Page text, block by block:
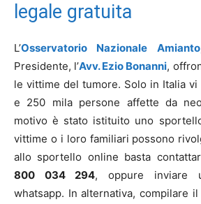
legale gratuita
L’Osservatorio Nazionale Amianto
Presidente, l’Avv. Ezio Bonanni,
le vittime del tumore. Solo in Italia
e 250 mila persone affette da
motivo è stato istituito uno
vittime o i loro familiari possono
allo sportello online basta
800 034 294, oppure inviare
whatsapp. In alternativa, compilare